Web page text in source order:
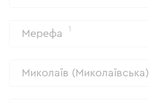
Мерефа 1
Миколаїв (Миколаївська)